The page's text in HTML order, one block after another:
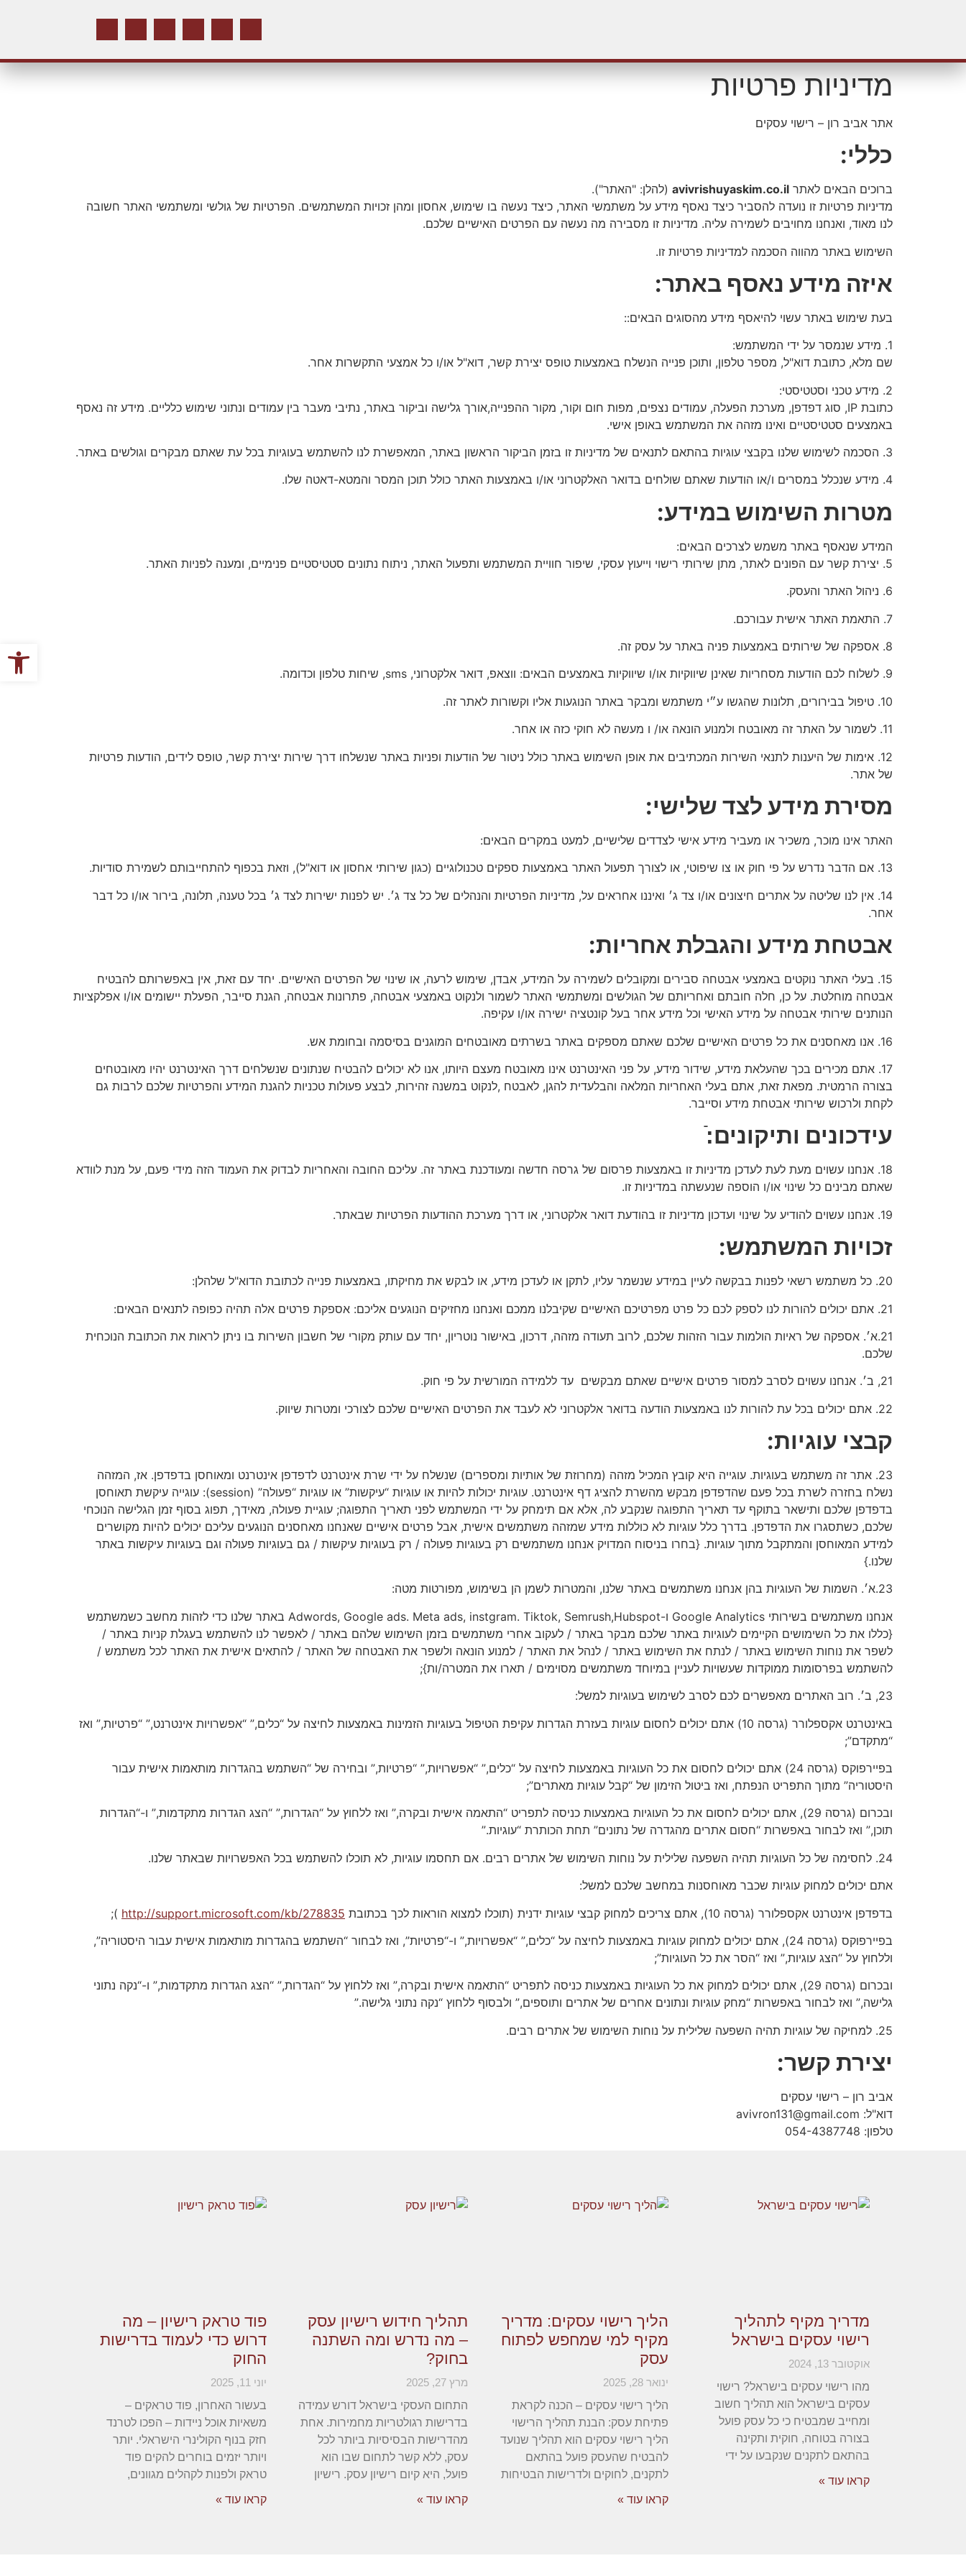
מדיניות פרטיות
אתר אביב רון – רישוי עסקים
כללי:
ברוכים הבאים לאתר avivrishuyaskim.co.il (להלן: "האתר").
מדיניות פרטיות זו נועדה להסביר כיצד נאסף מידע על משתמשי האתר, כיצד נעשה בו שימוש, אחסון ומהן זכויות המשתמשים. הפרטיות של גולשי ומשתמשי האתר חשובה
לנו מאוד, ואנחנו מחויבים לשמירה עליה. מדיניות זו מסבירה מה נעשה עם הפרטים האישיים שלכם.
השימוש באתר מהווה הסכמה למדיניות פרטיות זו.
איזה מידע נאסף באתר:
בעת שימוש באתר עשוי להיאסף מידע מהסוגים הבאים::
1. מידע שנמסר על ידי המשתמש:
שם מלא, כתובת דוא"ל, מספר טלפון, ותוכן פנייה הנשלח באמצעות טופס יצירת קשר, דוא"ל או/ו כל אמצעי התקשרות אחר.
2. מידע טכני וסטטיסטי:
כתובת IP, סוג דפדפן, מערכת הפעלה, עמודים נצפים, מפות חום וקור, מקור ההפנייה,אורך גלישה וביקור באתר, נתיבי מעבר בין עמודים ונתוני שימוש כלליים. מידע זה נאסף
באמצעים סטטיסטיים ואינו מזהה את המשתמש באופן אישי.
3. הסכמה לשימוש שלנו בקבצי עוגיות בהתאם לתנאים של מדיניות זו בזמן הביקור הראשון באתר, המאפשרת לנו להשתמש בעוגיות בכל עת שאתם מבקרים וגולשים באתר.
4. מידע שנכלל במסרים ו/או הודעות שאתם שולחים בדואר האלקטרוני או/ו באמצעות האתר כולל תוכן המסר והמטא-דאטה שלו.
מטרות השימוש במידע:
המידע שנאסף באתר משמש לצרכים הבאים:
5. יצירת קשר עם הפונים לאתר, מתן שירותי רישוי וייעוץ עסקי, שיפור חוויית המשתמש ותפעול האתר, ניתוח נתונים סטטיסטיים פנימיים, ומענה לפניות האתר.
6. ניהול האתר והעסק.
7. התאמת האתר אישית עבורכם.
8. אספקה של שירותים באמצעות פניה באתר על עסק זה.
9. לשלוח לכם הודעות מסחריות שאינן שיווקיות או/ו שיווקיות באמצעים הבאים: ווצאפ, דואר אלקטרוני, sms, שיחות טלפון וכדומה.
10. טיפול בבירורים, תלונות שהגשו ע״י משתמש ומבקר באתר הנוגעות אליו וקשורות לאתר זה.
11. לשמור על האתר זה מאובטח ולמנוע הונאה או/ ו מעשה לא חוקי כזה או אחר.
12. אימות של היענות לתנאי השירות המכתיבים את אופן השימוש באתר כולל ניטור של הודעות ופניות באתר שנשלחו דרך שירות יצירת קשר, טופס לידים, הודעות פרטיות
של אתר.
מסירת מידע לצד שלישי:
האתר אינו מוכר, משכיר או מעביר מידע אישי לצדדים שלישיים, למעט במקרים הבאים:
13. אם הדבר נדרש על פי חוק או צו שיפוטי, או לצורך תפעול האתר באמצעות ספקים טכנולוגיים (כגון שירותי אחסון או דוא"ל), וזאת בכפוף להתחייבותם לשמירת סודיות.
14. אין לנו שליטה על אתרים חיצונים או/ו צד ג׳ ואיננו אחראים על, מדיניות הפרטיות והנהלים של כל צד ג׳. יש לפנות ישירות לצד ג׳ בכל טענה, תלונה, בירור או/ו כל דבר
אחר.
אבטחת מידע והגבלת אחריות:
15. בעלי האתר נוקטים באמצעי אבטחה סבירים ומקובלים לשמירה על המידע, אבדן, שימוש לרעה, או שינוי של הפרטים האישיים. יחד עם זאת, אין באפשרותם להבטיח
אבטחה מוחלטת. על כן, חלה חובתם ואחריותם של הגולשים ומשתמשי האתר לשמור ולנקוט באמצעי אבטחה, פתרונות אבטחה, הגנת סייבר, הפעלת יישומים או/ו אפלקציות
הנותנים שירותי אבטחה על מידע האישי וכל מידע אחר בעל קונטציה ישירה או/ו עקיפה.
16. אנו מאחסנים את כל פרטים האישיים שלכם שאתם מספקים באתר בשרתים מאובטחים המוגנים בסיסמה ובחומת אש.
17. אתם מכירים בכך שהעלאת מידע, שידור מידע, על פני האינטרנט אינו מאובטח מעצם היותו, אנו לא יכולים להבטיח שנתונים שנשלחים דרך האינטרנט יהיו מאובטחים
בצורה הרמטית. מפאת זאת, אתם בעלי האחריות המלאה והבלעדית להגן, לאבטח ,לנקוט במשנה זהירות, לבצע פעולות טכניות להגנת המידע והפרטיות שלכם לרבות גם
לקחת ולרכוש שירותי אבטחת מידע וסייבר.
עידכונים ותיקונים:ֿ
18. אנחנו עשוים מעת לעת לעדכן מדיניות זו באמצעות פרסום של גרסה חדשה ומעודכנת באתר זה. עליכם החובה והאחריות לבדוק את העמוד הזה מידי פעם, על מנת לוודא
שאתם מבינים כל שינוי או/ו הוספה שנעשתה במדיניות זו.
19. אנחנו עשוים להודיע על שינוי ועדכון מדיניות זו בהודעת דואר אלקטרוני, או דרך מערכת ההודעות הפרטיות שבאתר.
זכויות המשתמש:
20. כל משתמש רשאי לפנות בבקשה לעיין במידע שנשמר עליו, לתקן או לעדכן מידע, או לבקש את מחיקתו, באמצעות פנייה לכתובת הדוא"ל שלהלן:
21. אתם יכולים להורות לנו לספק לכם כל פרט מפרטיכם האישיים שקיבלנו ממכם ואנחנו מחזיקים הנוגעים אליכם: אספקת פרטים אלה תהיה כפופה לתנאים הבאים:
21.א׳. אספקה של ראיות הולמות עבור הזהות שלכם, לרוב תעודה מזהה, דרכון, באישור נוטריון, יחד עם עותק מקורי של חשבון השירות בו ניתן לראות את הכתובת הנוכחית
שלכם.
21, ב׳. אנחנו עשוים לסרב למסור פרטים אישיים שאתם מבקשים עד ללמידה המורשית על פי חוק.
22. אתם יכולים בכל עת להורות לנו באמצעות הודעה בדואר אלקטרוני לא לעבד את הפרטים האישיים שלכם לצורכי ומטרות שיווק.
קבצי עוגיות:
23. אתר זה משתמש בעוגיות. עוגייה היא קובץ המכיל מזהה (מחרוזת של אותיות ומספרים) שנשלח על ידי שרת אינטרנט לדפדפן אינטרנט ומאוחסן בדפדפן. אז, המזהה
נשלח בחזרה לשרת בכל פעם שהדפדפן מבקש מהשרת להציג דף אינטרנט. עוגיות יכולות להיות או עוגיות “עיקשות” או עוגיות “פעולה” (session): עוגייה עיקשת תאוחסן
בדפדפן שלכם ותישאר בתוקף עד תאריך התפוגה שנקבע לה, אלא אם תימחק על ידי המשתמש לפני תאריך התפוגה; עוגיית פעולה, מאידך, תפוג בסוף זמן הגלישה הנוכחי
שלכם, כשתסגרו את הדפדפן. בדרך כלל עוגיות לא כוללות מידע שמזהה משתמשים אישית, אבל פרטים אישיים שאנחנו מאחסנים הנוגעים עליכם יכולים להיות מקושרים
למידע המאוחסן והמתקבל מתוך עוגיות. {בחרו בניסוח המדויק אנחנו משתמשים רק בעוגיות פעולה / רק בעוגיות עיקשות / גם בעוגיות פעולה וגם בעוגיות עיקשות באתר
שלנו.}
23.א׳. השמות של העוגיות בהן אנחנו משתמשים באתר שלנו, והמטרות לשמן הן בשימוש, מפורטות מטה:
אנחנו משתמשים בשירותי Google Analytics ו-Adwords, Google ads. Meta ads, instgram. Tiktok, Semrush,Hubspot באתר שלנו כדי לזהות מחשב כשמשתמש
{כללו את כל השימושים הקיימים לעוגיות באתר שלכם מבקר באתר / לעקוב אחרי משתמשים בזמן השימוש שלהם באתר / לאפשר לנו להשתמש בעגלת קניות באתר /
לשפר את נוחות השימוש באתר / לנתח את השימוש באתר / לנהל את האתר / למנוע הונאה ולשפר את האבטחה של האתר / להתאים אישית את האתר לכל משתמש /
להשתמש בפרסומות ממוקדות שעשויות לעניין במיוחד משתמשים מסוימים / תארו את המטרה/ות};
23, ב׳. רוב האתרים מאפשרים לכם לסרב לשימוש בעוגיות למשל:
באינטרנט אקספלורר (גרסה 10) אתם יכולים לחסום עוגיות בעזרת הגדרות עקיפת הטיפול בעוגיות הזמינות באמצעות לחיצה על “כלים,” “אפשרויות אינטרנט,” “פרטיות,” ואז
“מתקדם”;
בפיירפוקס (גרסה 24) אתם יכולים לחסום את כל העוגיות באמצעות לחיצה על “כלים,” “אפשרויות,” “פרטיות,” ובחירה של “השתמש בהגדרות מותאמות אישית עבור
היסטוריה” מתוך התפריט הנפתח, ואז ביטול הזימון של “קבל עוגיות מאתרים”;
ובכרום (גרסה 29), אתם יכולים לחסום את כל העוגיות באמצעות כניסה לתפריט “התאמה אישית ובקרה,” ואז ללחוץ על “הגדרות,” “הצג הגדרות מתקדמות,” ו-“הגדרות
תוכן,” ואז לבחור באפשרות “חסום אתרים מהגדרה של נתונים” תחת הכותרת “עוגיות.”
24. לחסימה של כל העוגיות תהיה השפעה שלילית על נוחות השימוש של אתרים רבים. אם תחסמו עוגיות, לא תוכלו להשתמש בכל האפשרויות שבאתר שלנו.
אתם יכולים למחוק עוגיות שכבר מאוחסנות במחשב שלכם למשל:
בדפדפן אינטרנט אקספלורר (גרסה 10), אתם צריכים למחוק קבצי עוגיות ידנית (תוכלו למצוא הוראות לכך בכתובת
http://support.microsoft.com/kb/278835
);
בפיירפוקס (גרסה 24), אתם יכולים למחוק עוגיות באמצעות לחיצה על “כלים,” “אפשרויות,” ו-“פרטיות”, ואז לבחור “השתמש בהגדרות מותאמות אישית עבור היסטוריה”,
וללחוץ על “הצג עוגיות,” ואז “הסר את כל העוגיות”;
ובכרום (גרסה 29), אתם יכולים למחוק את כל העוגיות באמצעות כניסה לתפריט “התאמה אישית ובקרה,” ואז ללחוץ על “הגדרות,” “הצג הגדרות מתקדמות,” ו-“נקה נתוני
גלישה,” ואז לבחור באפשרות “מחק עוגיות ונתונים אחרים של אתרים ותוספים,” ולבסוף ללחוץ “נקה נתוני גלישה.”
25. למחיקה של עוגיות תהיה השפעה שלילית על נוחות השימוש של אתרים רבים.
יצירת קשר:
אביב רון – רישוי עסקים
דוא"ל: avivron131@gmail.com
טלפון: 054-4387748
מדריך מקיף לתהליך
רישוי עסקים בישראל
אוקטובר 13, 2024
מהו רישוי עסקים בישראל? רישוי
עסקים בישראל הוא תהליך חשוב
ומחייב שמבטיח כי כל עסק פועל
בצורה בטוחה, חוקית ותקינה
בהתאם לתקנים שנקבעו על ידי
קראו עוד »
הליך רישוי עסקים: מדריך
מקיף למי שמחפש לפתוח
עסק
ינואר 28, 2025
הליך רישוי עסקים – הכנה לקראת
פתיחת עסק: הבנת תהליך הרישוי
הליך רישוי עסקים הוא תהליך שנועד
להבטיח שהעסק פועל בהתאם
לתקנים, לחוקים ולדרישות הבטיחות
קראו עוד »
תהליך חידוש רישיון עסק
– מה נדרש ומה השתנה
בחוק?
מרץ 27, 2025
התחום העסקי בישראל דורש עמידה
בדרישות רגולטריות מחמירות. אחת
מהדרישות הבסיסיות ביותר לכל
עסק, ללא קשר לתחום שבו הוא
פועל, היא קיום רישיון עסק. רישיון
קראו עוד »
פוד טראק רישיון – מה
דרוש כדי לעמוד בדרישות
החוק
יוני 11, 2025
בעשור האחרון, פוד טראקים –
משאיות אוכל ניידות – הפכו לטרנד
חזק בנוף הקולינרי הישראלי. יותר
ויותר יזמים בוחרים להקים פוד
טראק ולפנות לקהלים מגוונים,
קראו עוד »
פתח